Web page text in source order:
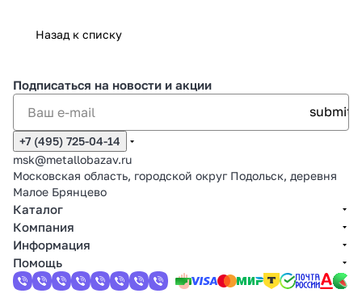
Назад к списку
Подписаться на новости и акции
+7 (495) 725-04-14
msk@metallobazav.ru
Московская область, городской округ Подольск, деревня
Малое Брянцево
Каталог
Компания
Информация
Помощь